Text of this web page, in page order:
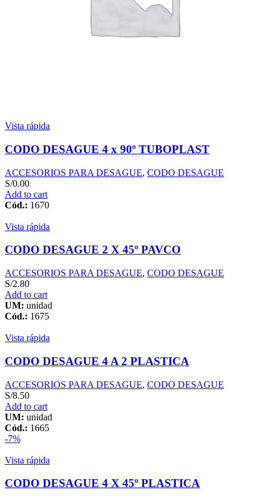
Vista rápida
CODO DESAGUE 4 x 90º TUBOPLAST
ACCESORIOS PARA DESAGUE, CODO DESAGUE
S/0.00
Add to cart
Cód.: 1670
Vista rápida
CODO DESAGUE 2 X 45º PAVCO
ACCESORIOS PARA DESAGUE, CODO DESAGUE
S/2.80
Add to cart
UM: unidad
Cód.: 1675
Vista rápida
CODO DESAGUE 4 A 2 PLASTICA
ACCESORIOS PARA DESAGUE, CODO DESAGUE
S/8.50
Add to cart
UM: unidad
Cód.: 1665
-7%
Vista rápida
CODO DESAGUE 4 X 45º PLASTICA